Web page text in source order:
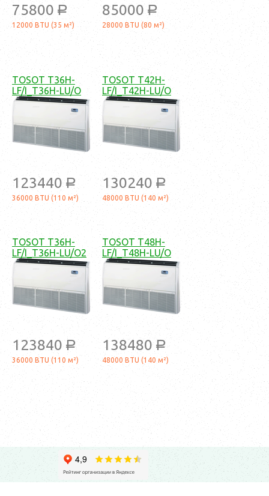
75800 a
12000 BTU (35 м²)
85000 a
28000 BTU (80 м²)
TOSOT T36H-
LF/I_T36H-LU/O
123440 a
36000 BTU (110 м²)
TOSOT T42H-
LF/I_T42H-LU/O
130240 a
48000 BTU (140 м²)
TOSOT T36H-
LF/I_T36H-LU/O2
123840 a
36000 BTU (110 м²)
TOSOT T48H-
LF/I_T48H-LU/O
138480 a
48000 BTU (140 м²)